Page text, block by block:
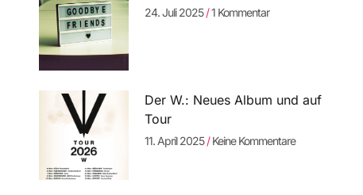
24. Juli 2025 1 Kommentar
Der W.: Neues Album und auf
Tour
11. April 2025 Keine Kommentare